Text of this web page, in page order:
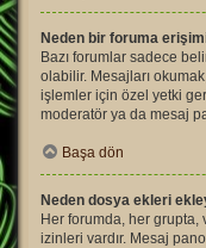
Neden bir foruma
Bazı forumlar sadece
olabilir. Mesajları
işlemler için özel yetki
moderatör ya da mesaj
Başa dön
Neden dosya ekleri
Her forumda, her grupta,
izinleri vardır. Mesaj